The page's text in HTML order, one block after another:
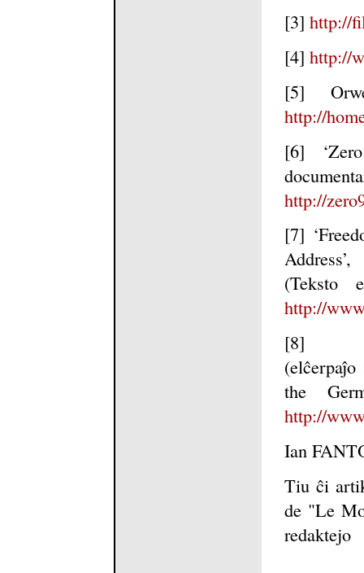
[3] http://
[4] http://
[5]
http://
[6]
http://
[7]
(Teksto
http://
the
http://
Ian
Tiu ĉi
de "Le
redaktejo